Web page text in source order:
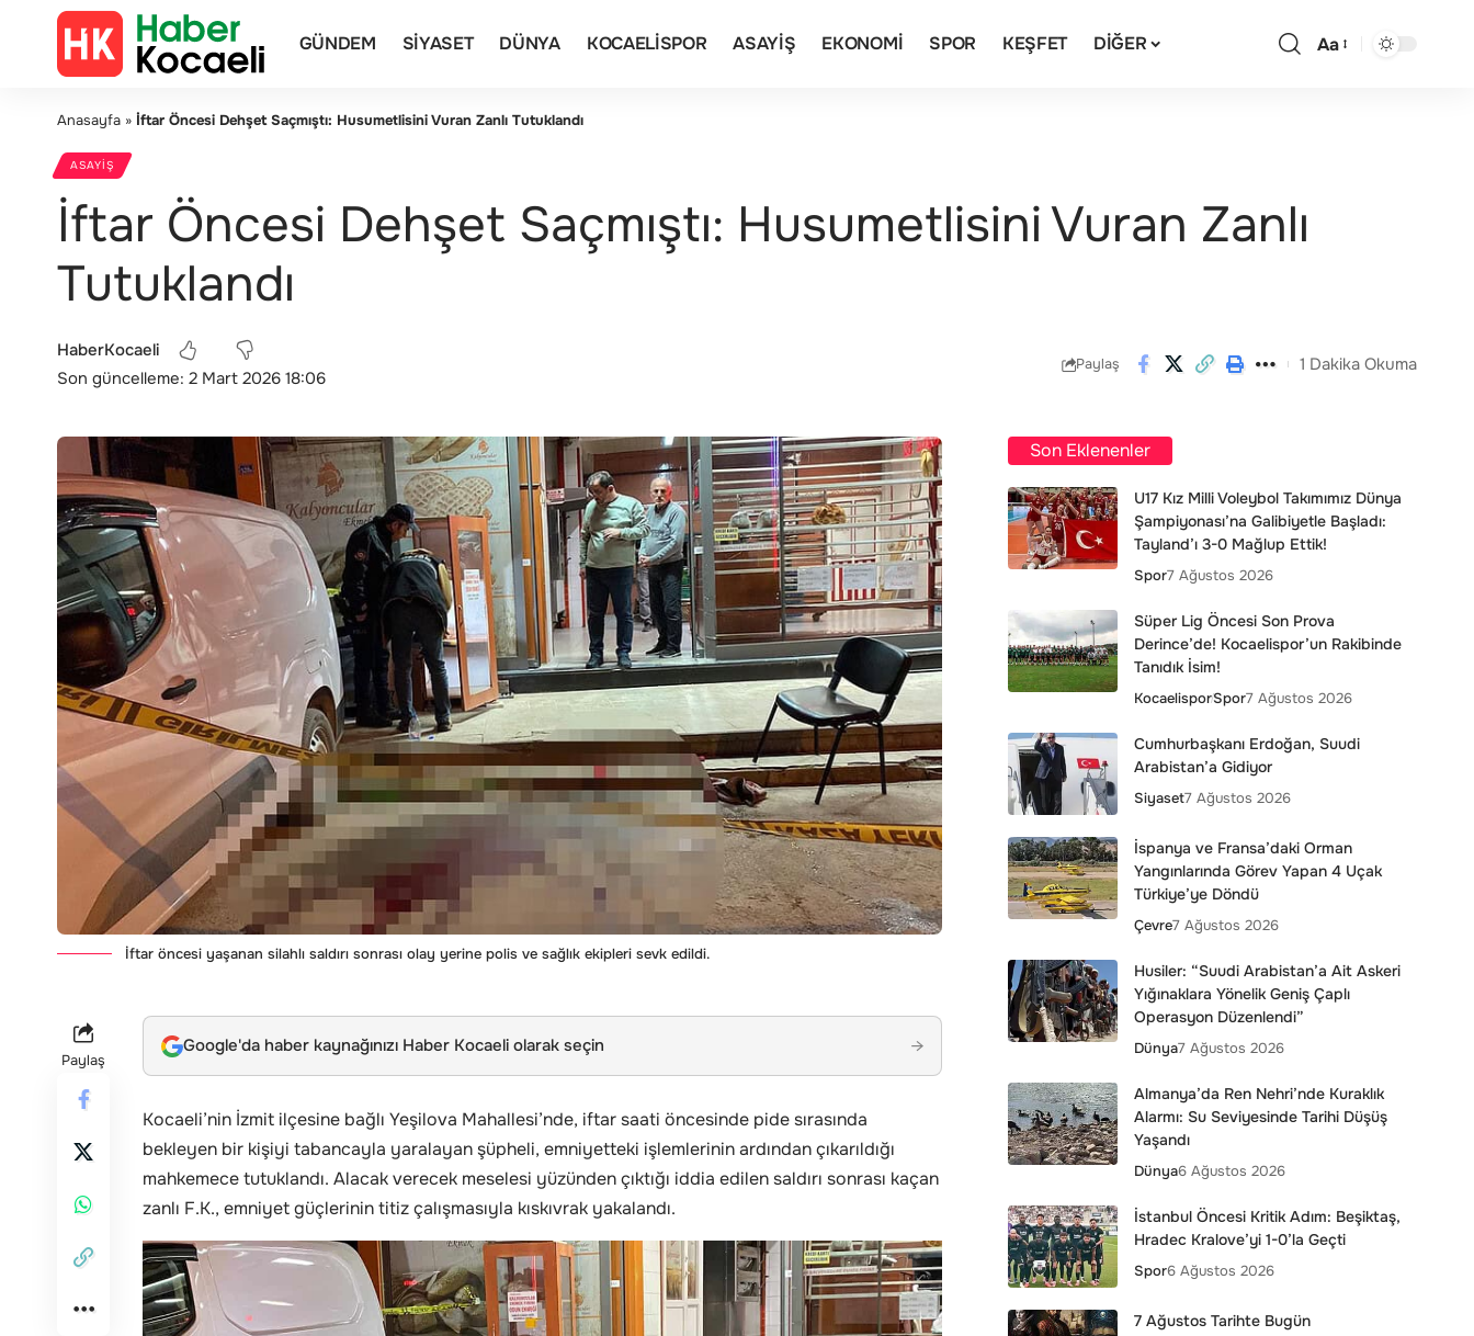
GÜNDEM SIYASET DÜNYA KOCAELISPOR ASAYIŞ EKONOMI SPOR KEŞFET DIĞER Aa
Anasayfa » İftar Öncesi Dehşet Saçmıştı: Husumetlisini Vuran Zanlı Tutuklandı
ASAYIŞ
İftar Öncesi Dehşet Saçmıştı: Husumetlisini Vuran Zanlı
Tutuklandı
Son güncelleme: 2 Mart 2026 18:06
HaberKocaeli
Paylaş 1 Dakika Okuma
İftar öncesi yaşanan silahlı saldırı sonrası olay yerine polis ve sağlık ekipleri sevk edildi.
Paylaş
Google'da haber kaynağınızı Haber Kocaeli olarak seçin →
Kocaeli’nin İzmit ilçesine bağlı Yeşilova Mahallesi’nde, iftar saati öncesinde pide sırasında
bekleyen bir kişiyi tabancayla yaralayan şüpheli, emniyetteki işlemlerinin ardından çıkarıldığı
mahkemece tutuklandı. Alacak verecek meselesi yüzünden çıktığı iddia edilen saldırı sonrası kaçan
zanlı F.K., emniyet güçlerinin titiz çalışmasıyla kıskıvrak yakalandı.
Son Eklenenler
U17 Kız Milli Voleybol Takımımız Dünya
Şampiyonası’na Galibiyetle Başladı:
Tayland’ı 3-0 Mağlup Ettik!
Spor7 Ağustos 2026
Süper Lig Öncesi Son Prova
Derince’de! Kocaelispor’un Rakibinde
Tanıdık İsim!
KocaelisporSpor7 Ağustos 2026
Cumhurbaşkanı Erdoğan, Suudi
Arabistan’a Gidiyor
Siyaset7 Ağustos 2026
İspanya ve Fransa’daki Orman
Yangınlarında Görev Yapan 4 Uçak
Türkiye’ye Döndü
Çevre7 Ağustos 2026
Husiler: “Suudi Arabistan’a Ait Askeri
Yığınaklara Yönelik Geniş Çaplı
Operasyon Düzenlendi”
Dünya7 Ağustos 2026
Almanya’da Ren Nehri’nde Kuraklık
Alarmı: Su Seviyesinde Tarihi Düşüş
Yaşandı
Dünya6 Ağustos 2026
İstanbul Öncesi Kritik Adım: Beşiktaş,
Hradec Kralove’yi 1-0’la Geçti
Spor6 Ağustos 2026
7 Ağustos Tarihte Bugün